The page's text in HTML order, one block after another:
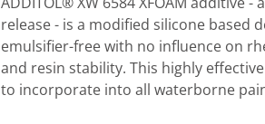
release - is a modified silicone based
emulsifier-free with no influence on
and resin stability. This highly
to incorporate into all waterborne